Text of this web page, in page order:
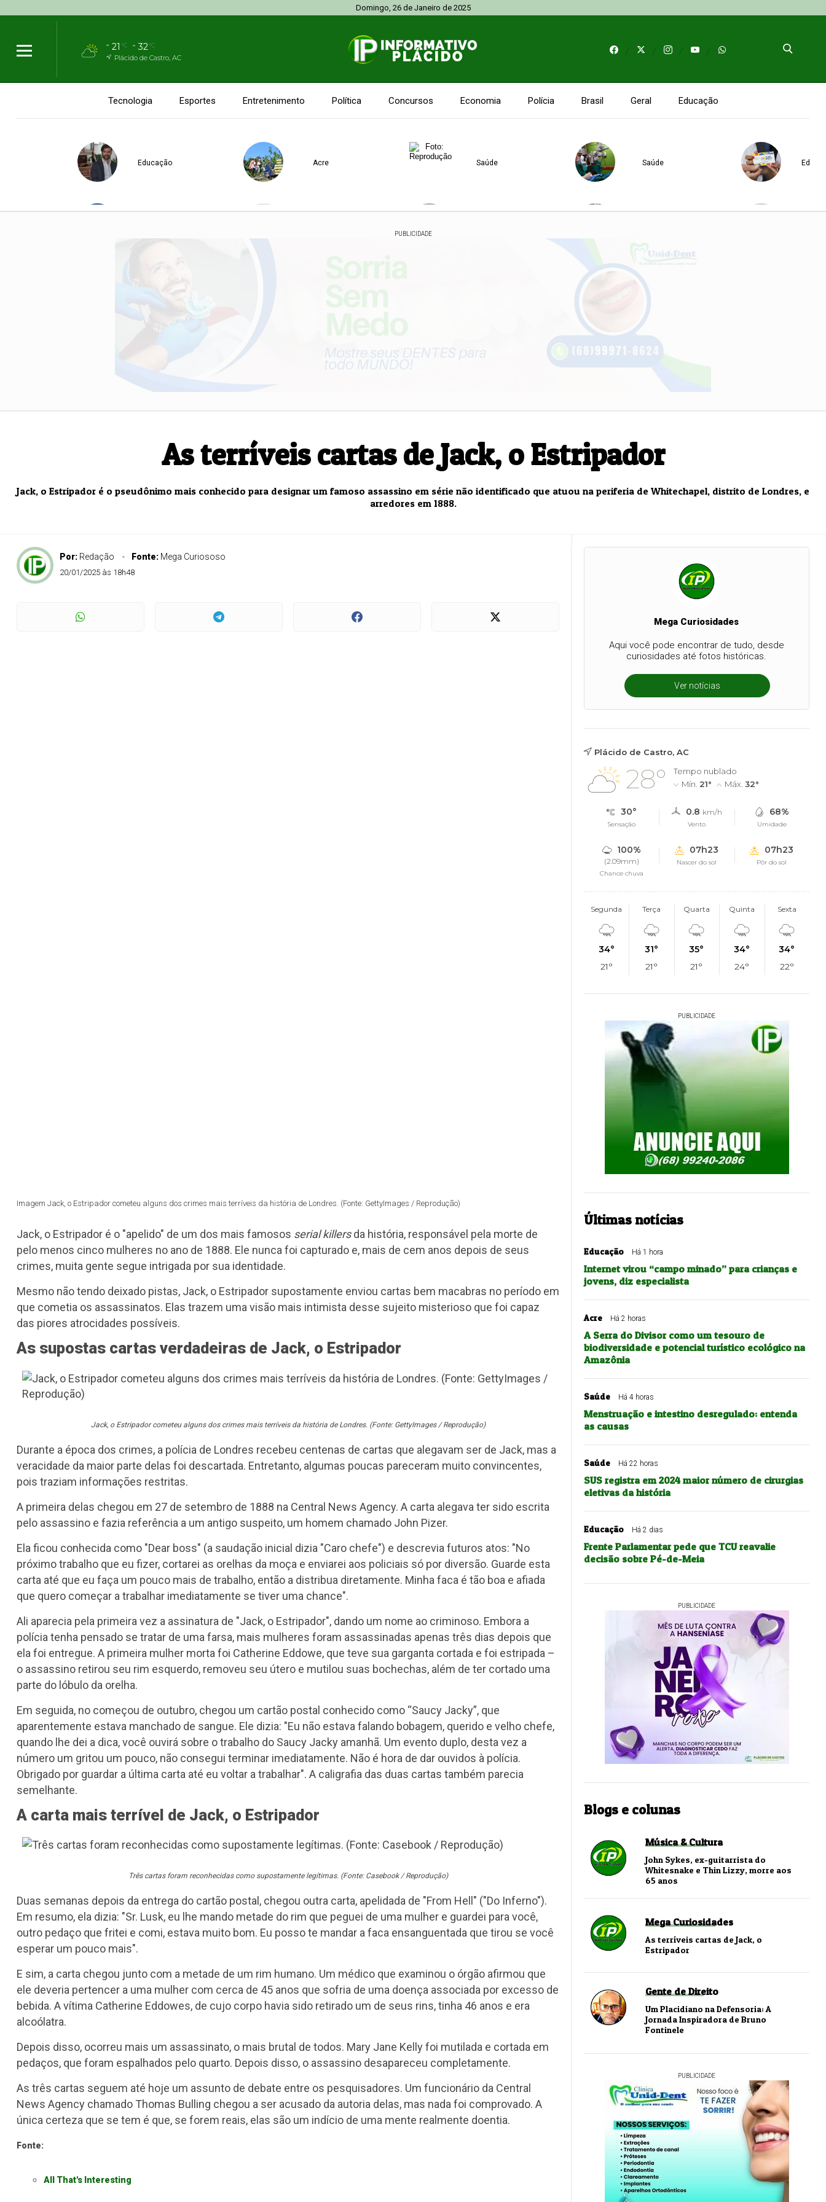
Domingo, 26 de Janeiro de 2025
21 °C 32°C
Plácido de Castro, AC
Tecnologia Esportes Entretenimento Política Concursos Economia Polícia Brasil Geral Educação
Educação Acre Saúde Saúde
Saúde
PUBLICIDADE
As terríveis cartas de Jack, o Estripador
Jack, o Estripador é o pseudônimo mais conhecido para designar um famoso assassino em série não identificado que atuou na periferia de Whitechapel, distrito de Londres, e
arredores em 1888.
Por: Redação Fonte: Mega Curiososo
20/01/2025 às 18h48
Imagem Jack, o Estripador cometeu alguns dos crimes mais terríveis da história de Londres. (Fonte: GettyImages / Reprodução)
Jack, o Estripador é o "apelido" de um dos mais famosos serial killersda história, responsável pela morte de
pelo menos cinco mulheres no ano de 1888. Ele nunca foi capturado e, mais de cem anos depois de seus
crimes, muita gente segue intrigada por sua identidade.
Mesmo não tendo deixado pistas, Jack, o Estripador supostamente enviou cartas bem macabras no período em
que cometia os assassinatos. Elas trazem uma visão mais intimista desse sujeito misterioso que foi capaz
das piores atrocidades possíveis.
As supostas cartas verdadeiras de Jack, o Estripador
Jack, o Estripador cometeu alguns dos crimes mais terríveis da história de Londres. (Fonte: GettyImages / Reprodução)
Durante a época dos crimes, a polícia de Londres recebeu centenas de cartas que alegavam ser de Jack, mas a
veracidade da maior parte delas foi descartada. Entretanto, algumas poucas pareceram muito convincentes,
pois traziam informações restritas.
A primeira delas chegou em 27 de setembro de 1888 na Central News Agency. A carta alegava ter sido escrita
pelo assassino e fazia referência a um antigo suspeito, um homem chamado John Pizer.
Ela ficou conhecida como "Dear boss" (a saudação inicial dizia "Caro chefe") e descrevia futuros atos: "No
próximo trabalho que eu fizer, cortarei as orelhas da moça e enviarei aos policiais só por diversão. Guarde esta
carta até que eu faça um pouco mais de trabalho, então a distribua diretamente. Minha faca é tão boa e afiada
que quero começar a trabalhar imediatamente se tiver uma chance".
Ali aparecia pela primeira vez a assinatura de "Jack, o Estripador", dando um nome ao criminoso. Embora a
polícia tenha pensado se tratar de uma farsa, mais mulheres foram assassinadas apenas três dias depois que
ela foi entregue. A primeira mulher morta foi Catherine Eddowe, que teve sua garganta cortada e foi estripada –
o assassino retirou seu rim esquerdo, removeu seu útero e mutilou suas bochechas, além de ter cortado uma
parte do lóbulo da orelha.
Em seguida, no começou de outubro, chegou um cartão postal conhecido como “Saucy Jacky”, que
aparentemente estava manchado de sangue. Ele dizia: "Eu não estava falando bobagem, querido e velho chefe,
quando lhe dei a dica, você ouvirá sobre o trabalho do Saucy Jacky amanhã. Um evento duplo, desta vez a
número um gritou um pouco, não consegui terminar imediatamente. Não é hora de dar ouvidos à polícia.
Obrigado por guardar a última carta até eu voltar a trabalhar". A caligrafia das duas cartas também parecia
semelhante.
A carta mais terrível de Jack, o Estripador
Três cartas foram reconhecidas como supostamente legítimas. (Fonte: Casebook / Reprodução)
Duas semanas depois da entrega do cartão postal, chegou outra carta, apelidada de "From Hell" ("Do Inferno").
Em resumo, ela dizia: "Sr. Lusk, eu lhe mando metade do rim que peguei de uma mulher e guardei para você,
outro pedaço que fritei e comi, estava muito bom. Eu posso te mandar a faca ensanguentada que tirou se você
esperar um pouco mais".
E sim, a carta chegou junto com a metade de um rim humano. Um médico que examinou o órgão afirmou que
ele deveria pertencer a uma mulher com cerca de 45 anos que sofria de uma doença associada por excesso de
bebida. A vítima Catherine Eddowes, de cujo corpo havia sido retirado um de seus rins, tinha 46 anos e era
alcoólatra.
Depois disso, ocorreu mais um assassinato, o mais brutal de todos. Mary Jane Kelly foi mutilada e cortada em
pedaços, que foram espalhados pelo quarto. Depois disso, o assassino desapareceu completamente.
As três cartas seguem até hoje um assunto de debate entre os pesquisadores. Um funcionário da Central
News Agency chamado Thomas Bulling chegou a ser acusado da autoria delas, mas nada foi comprovado. A
única certeza que se tem é que, se forem reais, elas são um indício de uma mente realmente doentia.
Fonte:
All That's Interesting
Mega Curiosidades
Aqui você pode encontrar de tudo, desde
curiosidades até fotos históricas.
Ver notícias
Plácido de Castro, AC
28°
Tempo nublado
Mín. 21° Máx. 32°
30°
Sensação
0.8 km/h
Vento
68%
Umidade
100%
(2.09mm)
Chance chuva
07h23
Nascer do sol
07h23
Pôr do sol
Segunda
34°
21°
Terça
31°
21°
Quarta
35°
21°
Quinta
34°
24°
Sexta
34°
22°
PUBLICIDADE
Últimas notícias
Educação Há 1 hora
Internet virou “campo minado” para crianças e
jovens, diz especialista
Acre Há 2 horas
A Serra do Divisor como um tesouro de
biodiversidade e potencial turístico ecológico na
Amazônia
Saúde Há 4 horas
Menstruação e intestino desregulado: entenda
as causas
Saúde Há 22 horas
SUS registra em 2024 maior número de cirurgias
eletivas da história
Educação Há 2 dias
Frente Parlamentar pede que TCU reavalie
decisão sobre Pé-de-Meia
PUBLICIDADE
Blogs e colunas
Música & Cultura
John Sykes, ex-guitarrista do
Whitesnake e Thin Lizzy, morre aos
65 anos
Mega Curiosidades
As terríveis cartas de Jack, o
Estripador
Gente de Direito
Um Placidiano na Defensoria: A
Jornada Inspiradora de Bruno
Fontinele
PUBLICIDADE